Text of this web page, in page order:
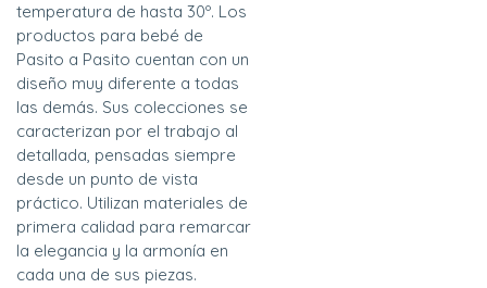
temperatura de hasta 30º. Los
productos para bebé de
Pasito a Pasito cuentan con un
diseño muy diferente a todas
las demás. Sus colecciones se
caracterizan por el trabajo al
detallada, pensadas siempre
desde un punto de vista
práctico. Utilizan materiales de
primera calidad para remarcar
la elegancia y la armonía en
cada una de sus piezas.